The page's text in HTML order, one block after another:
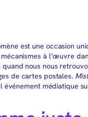
est une occasion
à l’œuvre
quand nous nous
de cartes postales.
événement médiatique